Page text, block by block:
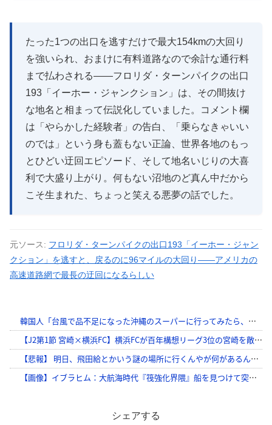
たった1つの出口を逃すだけで最大154kmの大回り
を強いられ、おまけに有料道路なので余計な通行料
まで払わされる——フロリダ・ターンパイクの出口
193「イーホー・ジャンクション」は、その間抜け
な地名と相まって伝説化していました。コメント欄
は「やらかした経験者」の告白、「乗らなきゃいい
のでは」という身も蓋もない正論、世界各地のもっ
とひどい迂回エピソード、そして地名いじりの大喜
利で大盛り上がり。何もない沼地のど真ん中だから
こそ生まれた、ちょっと笑える悪夢の話でした。
元ソース: フロリダ・ターンパイクの出口193「イーホー・ジャン
クション」を逃すと、戻るのに96マイルの大回り——アメリカの
高速道路網で最長の迂回になるらしい
シェアする